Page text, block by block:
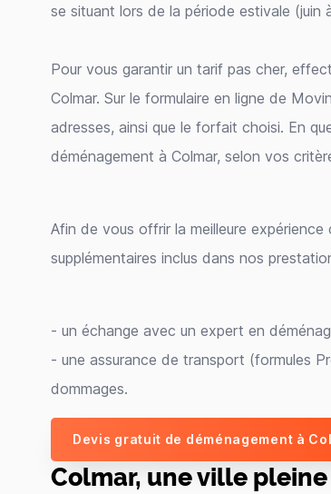
se situant lors de la période estivale (juin
Pour vous garantir un tarif pas cher,
Colmar. Sur le formulaire en ligne de
adresses, ainsi que le forfait choisi. En
déménagement à Colmar, selon vos
Afin de vous offrir la meilleure
supplémentaires inclus dans nos
- un échange avec un expert en
- une assurance de transport (formules
dommages.
Devis gratuit de déménagement à
Colmar, une ville